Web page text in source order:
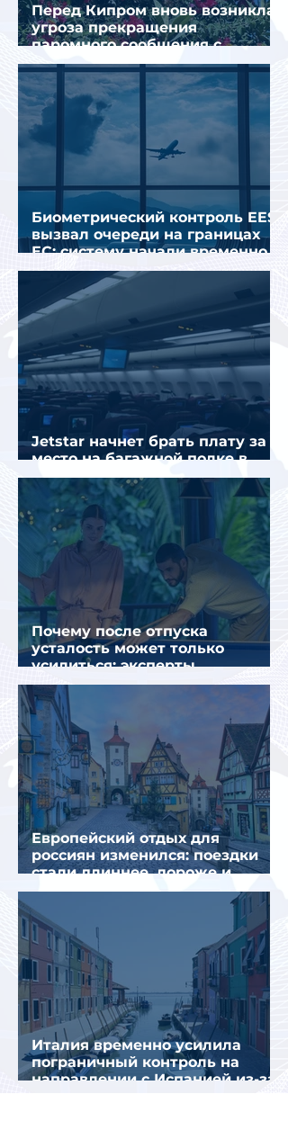
Перед Кипром вновь возникла
угроза прекращения
паромного сообщения с
Грецией
Биометрический контроль EES
вызвал очереди на границах
ЕС: систему начали временно
отключать
Jetstar начнет брать плату за
место на багажной полке в
салоне самолета
Почему после отпуска
усталость может только
усилиться: эксперты
объяснили причины
Европейский отдых для
россиян изменился: поездки
стали длиннее, дороже и
сложнее
Италия временно усилила
пограничный контроль на
направлении с Испанией из-за